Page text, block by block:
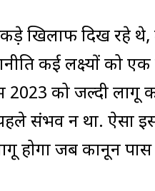
दिख रहे थे,
कई लक्ष्यों को
2023 को जल्दी
संभव न था. ऐसा
होगा जब कानून